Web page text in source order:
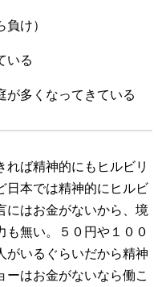
け）
いる
が多くなってきている
れば精神的にもヒルビリ
日本では精神的にヒルビ
にはお金がないから、境
も無い。５０円や１００
がいるぐらいだから精神
ーはお金がないなら働こ